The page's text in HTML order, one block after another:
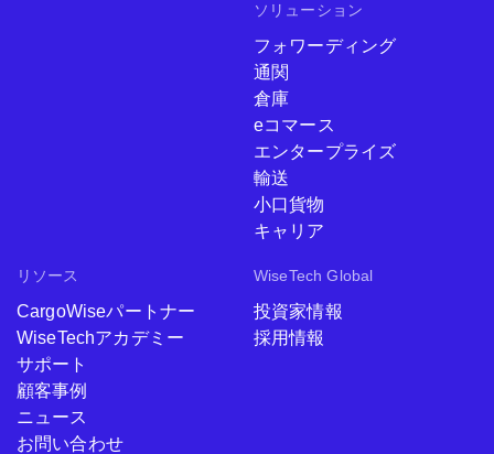
ソリューション
フォワーディング
通関
倉庫
eコマース
エンタープライズ
輸送
小口貨物
キャリア
リソース
CargoWiseパートナー
WiseTechアカデミー
サポート
顧客事例
ニュース
お問い合わせ
WiseTech Global
投資家情報
採用情報